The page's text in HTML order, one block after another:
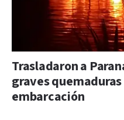
Trasladaron a
graves
embarcación